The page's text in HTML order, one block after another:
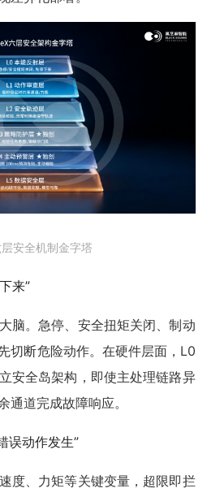
安全机制金字塔
来”
脑。急停、安全扭矩关闭、制动
断危险动作。在硬件层面，L0
安全岛架构，即使主处理链路异
通道完成故障响应。
误动作发生”
度、力矩等关键变量，超限即拦